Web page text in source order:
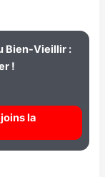
Bien-Vieillir :
!
la